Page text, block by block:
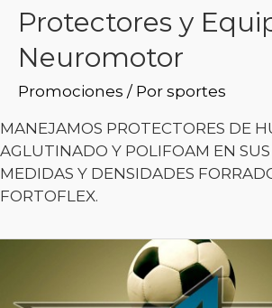
Protectores y
Neuromotor
Promociones / Por sportes
MANEJAMOS PROTECTORES DE
AGLUTINADO Y POLIFOAM EN
MEDIDAS Y DENSIDADES
FORTOFLEX.